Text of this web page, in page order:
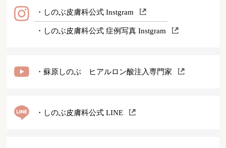
・しのぶ皮膚科公式 Instgram
・しのぶ皮膚科公式 症例写真 Instgram
・蘇原しのぶ ヒアルロン酸注入専門家
・しのぶ皮膚科公式 LINE